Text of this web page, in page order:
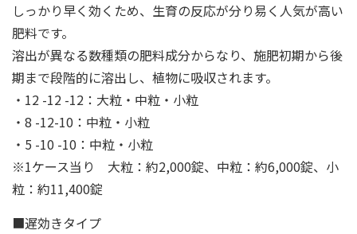
しっかり早く効くため、生育の反応が分り易く人気が高い
肥料です。
溶出が異なる数種類の肥料成分からなり、施肥初期から後
期まで段階的に溶出し、植物に吸収されます。
・12 -12 -12：大粒・中粒・小粒
・8 -12-10：中粒・小粒
・5 -10 -10：中粒・小粒
※1ケース当り 大粒：約2,000錠、中粒：約6,000錠、小
粒：約11,400錠
■遅効きタイプ